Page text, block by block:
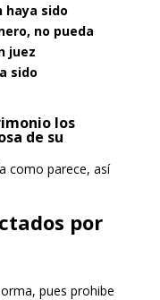
haya sido
no pueda
juez
sido
los
de su
como parece, así
por
pues prohibe